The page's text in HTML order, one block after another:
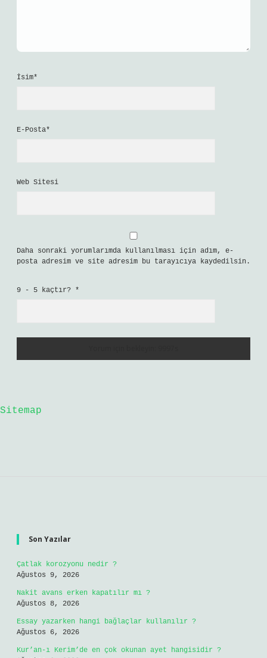
İsim*
E-Posta*
Web Sitesi
Daha sonraki yorumlarımda kullanılması için adım, e-
posta adresim ve site adresim bu tarayıcıya kaydedilsin.
9 - 5 kaçtır? *
Sitemap
Son Yazılar
Çatlak korozyonu nedir ?
Ağustos 9, 2026
Nakit avans erken kapatılır mı ?
Ağustos 8, 2026
Essay yazarken hangi bağlaçlar kullanılır ?
Ağustos 6, 2026
Kur’an-ı Kerim’de en çok okunan ayet hangisidir ?